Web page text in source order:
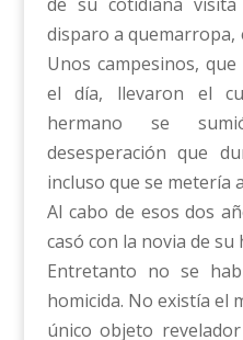
disparo a quemarropa,
Unos campesinos,
el día, llevaron el
hermano se
desesperación que
incluso que se metería
Al cabo de esos dos
casó con la novia de su
Entretanto no se
homicida. No existía el
único objeto